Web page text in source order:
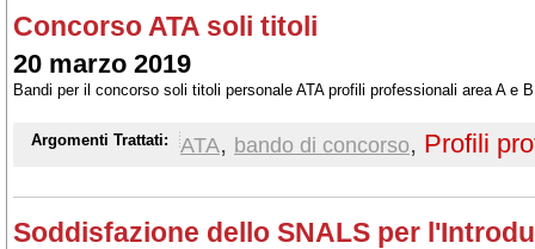
Concorso ATA soli titoli
20 marzo 2019
Bandi per il concorso soli titoli personale ATA profili professionali area A e
Argomenti Trattati: ATA, bando di concorso, Profili
Soddisfazione dello SNALS per